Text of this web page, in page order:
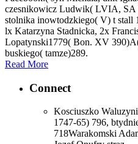
czesnikowicz Ludwik( LVIA, SA
stolnika inowtodzkiego( V) t stall
lx Katarzyna Stadnicka, 2x
Lopatynski1779( Bon. XV
buskiego( tamze)289.
Read More
Connect
Kosciuszko
1747-65) 796,
718Warakomski